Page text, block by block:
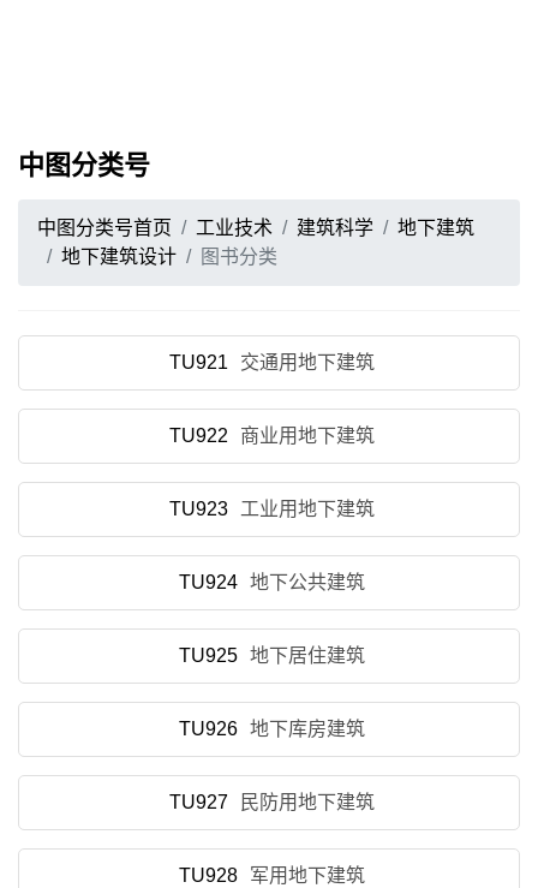
中图分类号
中图分类号首页 工业技术 建筑科学
地下建筑
地下建筑设计
图书分类
TU921 交通用地下建筑
TU922 商业用地下建筑
TU923 工业用地下建筑
TU924 地下公共建筑
TU925 地下居住建筑
TU926 地下库房建筑
TU927 民防用地下建筑
TU928 军用地下建筑